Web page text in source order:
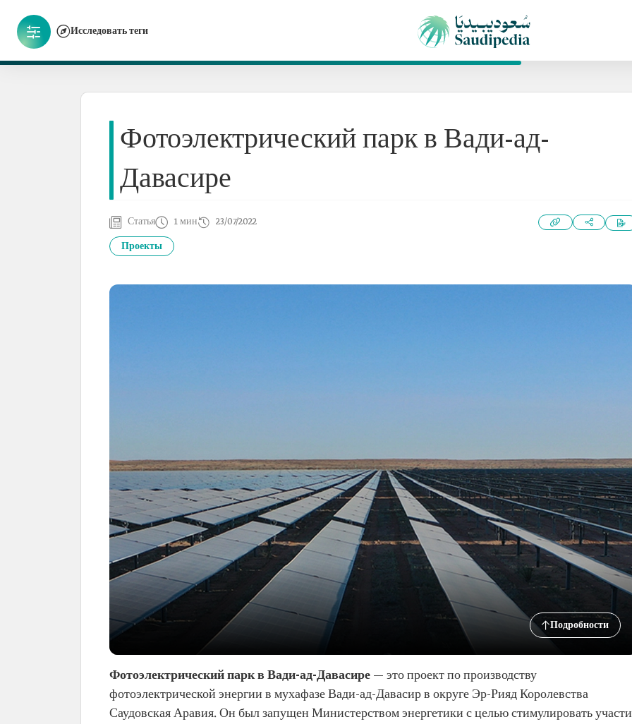
Исследовать теги
Фотоэлектрический парк в Вади-ад-
Давасире
Статья 1 мин 23/07/2022
Проекты
Подробности
Фотоэлектрический парк в Вади-ад-Давасире — это проект по производству
фотоэлектрической энергии в мухафазе Вади-ад-Давасир в округе Эр-Рияд Королевства
Саудовская Аравия. Он был запущен Министерством энергетики с целью стимулировать